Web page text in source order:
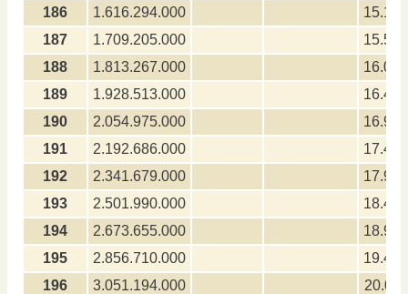
186
1.616.294.000
187
1.709.205.000
188
1.813.267.000
189
1.928.513.000
190
2.054.975.000
191
2.192.686.000
192
2.341.679.000
193
2.501.990.000
194
2.673.655.000
195
2.856.710.000
196
3.051.194.000